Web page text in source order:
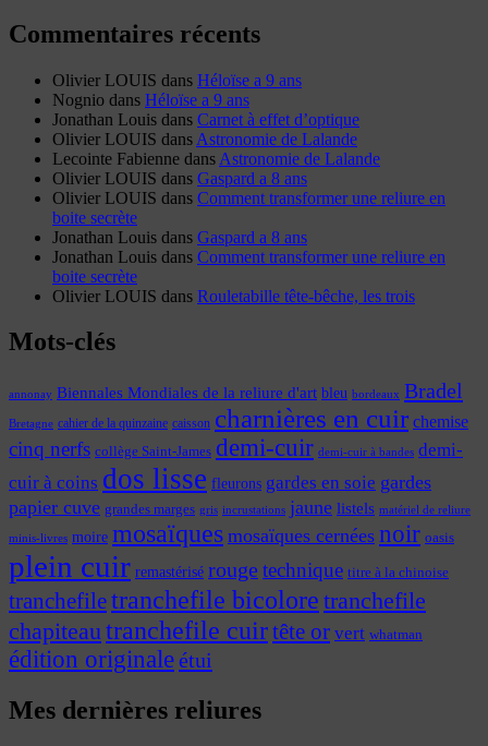
Commentaires récents
Olivier LOUIS dans Héloïse a 9 ans
Nognio dans Héloïse a 9 ans
Jonathan Louis dans Carnet à effet d’optique
Olivier LOUIS dans Astronomie de Lalande
Lecointe Fabienne dans Astronomie de Lalande
Olivier LOUIS dans Gaspard a 8 ans
Olivier LOUIS dans Comment transformer une reliure en
boite secrète
Jonathan Louis dans Gaspard a 8 ans
Jonathan Louis dans Comment transformer une reliure en
boite secrète
Olivier LOUIS dans Rouletabille tête-bêche, les trois
Mots-clés
annonay Biennales Mondiales de la reliure d'art bleu bordeaux Bradel
Bretagne cahier de la quinzaine caisson charnières en cuir chemise
cinq nerfs collège Saint-James demi-cuir demi-cuir à bandes demi-
cuir à coins dos lisse fleurons gardes en soie gardes
papier cuve grandes marges gris incrustations jaune listels matériel de reliure
minis-livres moire mosaïques mosaïques cernées noir oasis
plein cuir remastérisé rougetechnique titre à la chinoise
tranchefiletranchefile bicolore tranchefile
chapiteautranchefile cuirtête or vert whatman
édition originaleétui
Mes dernières reliures